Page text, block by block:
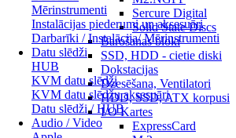
Mērinstrumenti
Instalācijas piederumi un aksesuāri
Darbarīki / Instalācija/ Mērinstrumenti
Datu slēdži
HUB
KVM datu slēdži
KVM datu slēdžu aksesuāri
Datu slēdži / HUB
Audio / Video
Sercure Digital
Solid State Discs
Barošanas bloki
SSD, HDD - cietie diski
Dokstacijas
Dzesēšana, Ventilatori
HDD, SSD, ATX korpusi
I/O Kartes
ExpressCard